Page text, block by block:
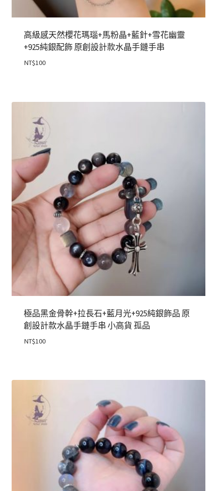
高級感天然櫻花瑪瑙+馬粉晶+藍針+雪花幽靈
+925純銀配飾 原創設計款水晶手鏈手串
NT$100
極品黑金骨幹+拉長石+藍月光+925純銀飾品 原
創設計款水晶手鏈手串 小高貨 孤品
NT$100